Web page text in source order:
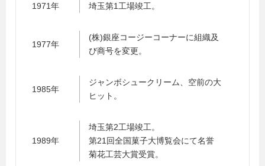
1971年 埼玉第1工場竣工。
1977年
(株)銀座コージーコーナーに組織及
び商号を変更。
1985年
ジャンボシュークリーム、空前の大
ヒット。
1989年
埼玉第2工場竣工。
第21回全国菓子大博覧会にて名誉
菊花工芸大賞受賞。